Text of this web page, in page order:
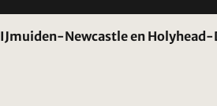
IJmuiden-Newcastle en